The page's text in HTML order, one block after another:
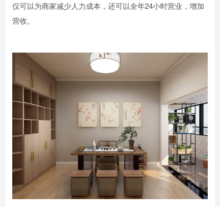
仅可以为商家减少人力成本，还可以全年24小时营业，增加
营收。